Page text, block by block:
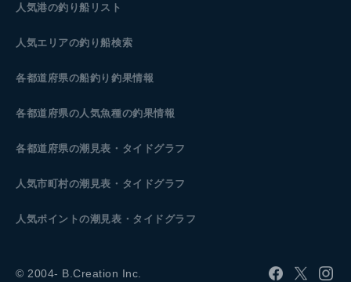
人気港の釣り船リスト
人気エリアの釣り船検索
各都道府県の船釣り釣果情報
各都道府県の人気魚種の釣果情報
各都道府県の潮見表 ・タイドグラフ
人気市町村の潮見表・タイドグラフ
人気ポイントの潮見表・タイドグラフ
© 2004- B.Creation Inc.